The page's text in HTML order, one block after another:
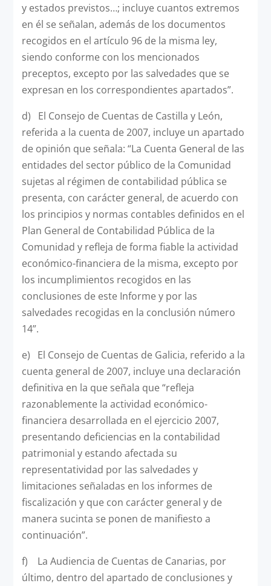
y estados previstos…; incluye cuantos extremos
en él se señalan, además de los documentos
recogidos en el artículo 96 de la misma ley,
siendo conforme con los mencionados
preceptos, excepto por las salvedades que se
expresan en los correspondientes apartados”.
d) El Consejo de Cuentas de Castilla y León,
referida a la cuenta de 2007, incluye un apartado
de opinión que señala: “La Cuenta General de las
entidades del sector público de la Comunidad
sujetas al régimen de contabilidad pública se
presenta, con carácter general, de acuerdo con
los principios y normas contables definidos en el
Plan General de Contabilidad Pública de la
Comunidad y refleja de forma fiable la actividad
económico-financiera de la misma, excepto por
los incumplimientos recogidos en las
conclusiones de este Informe y por las
salvedades recogidas en la conclusión número
14”.
e) El Consejo de Cuentas de Galicia, referido a la
cuenta general de 2007, incluye una declaración
definitiva en la que señala que “refleja
razonablemente la actividad económico-
financiera desarrollada en el ejercicio 2007,
presentando deficiencias en la contabilidad
patrimonial y estando afectada su
representatividad por las salvedades y
limitaciones señaladas en los informes de
fiscalización y que con carácter general y de
manera sucinta se ponen de manifiesto a
continuación”.
f) La Audiencia de Cuentas de Canarias, por
último, dentro del apartado de conclusiones y